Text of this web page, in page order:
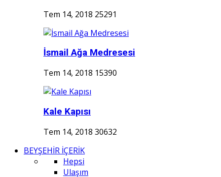
Tem 14, 2018 25291
İsmail Ağa Medresesi
Tem 14, 2018 15390
Kale Kapısı
Tem 14, 2018 30632
BEYŞEHİR İÇERİK
Hepsi
Ulaşım